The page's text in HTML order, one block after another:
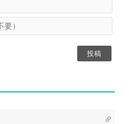
（
意
L
（